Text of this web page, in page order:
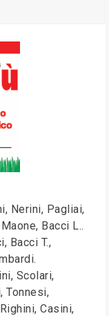
Nerini, Pagliai,
Bacci L..
Bacci T.,
Scolari,
Tonnesi,
Casini,